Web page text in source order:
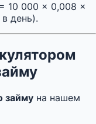
10 000 × 0,008 ×
день).
займу на нашем